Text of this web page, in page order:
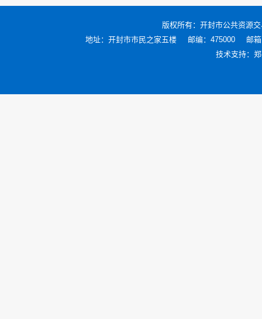
版权所有： 开封市公共资源
地址：开封市市民之家五楼
邮编：475000
邮
技术支持：